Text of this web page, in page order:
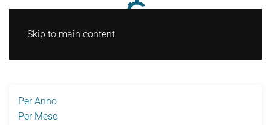
Skip to main content
Per Anno
Per Mese